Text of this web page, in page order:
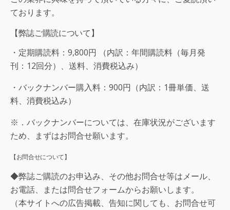
ております。
【弊誌ご購読について】
・定期購読料：9,800円 （内訳：年間購読料（毎月発
刊：12回分）、送料、消費税込み）
・バックナンバー購入料：900円（内訳：1冊単価、送
料、消費税込み）
※．バックナンバーについては、在庫状況がございます
ため、まずはお問合せ願います。
【お問合せについて】
◆弊誌ご購読のお申込み、その他お問合せ等はメール、
お電話、または問合せフォームからお願いします。
（本サイトへの広告掲載、告知に関しても、お問合せ可